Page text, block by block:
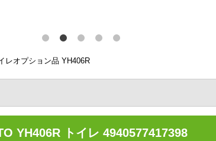
レオプション品 YH406R
YH406R トイレ 4940577417398